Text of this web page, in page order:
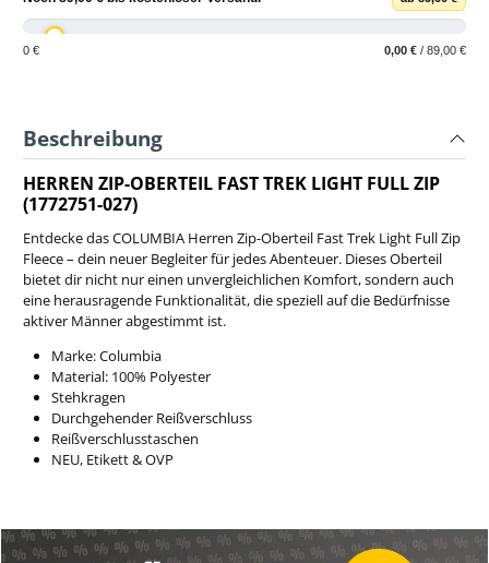
0 € 0,00 € / 89,00 €
Beschreibung
HERREN ZIP-OBERTEIL FAST TREK LIGHT FULL ZIP
(1772751-027)
Entdecke das COLUMBIA Herren Zip-Oberteil Fast Trek Light Full Zip
Fleece – dein neuer Begleiter für jedes Abenteuer. Dieses Oberteil
bietet dir nicht nur einen unvergleichlichen Komfort, sondern auch
eine herausragende Funktionalität, die speziell auf die Bedürfnisse
aktiver Männer abgestimmt ist.
Marke: Columbia
Material: 100% Polyester
Stehkragen
Durchgehender Reißverschluss
Reißverschlusstaschen
NEU, Etikett & OVP